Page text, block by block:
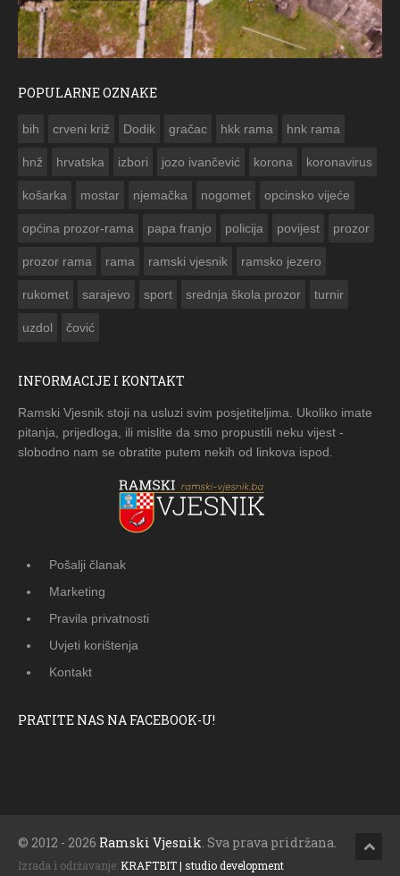
POPULARNE OZNAKE
bih crveni križ Dodik gračac hkk rama hnk rama
hnž hrvatska izbori jozo ivančević korona koronavirus
košarka mostar njemačka nogomet opcinsko vijeće
općina prozor-rama papa franjo policija povijest prozor
prozor rama rama ramski vjesnik ramsko jezero
rukomet sarajevo sport srednja škola prozor turnir
uzdol čović
INFORMACIJE I KONTAKT
Ramski Vjesnik stoji na usluzi svim posjetiteljima. Ukoliko imate
pitanja, prijedloga, ili mislite da smo propustili neku vijest -
slobodno nam se obratite putem nekih od linkova ispod.
Pošalji članak
Marketing
Pravila privatnosti
Uvjeti korištenja
Kontakt
PRATITE NAS NA FACEBOOK-U!
© 2012 - 2026 Ramski Vjesnik. Sva prava pridržana.
Izrada i održavanje: KRAFTBIT | studio development